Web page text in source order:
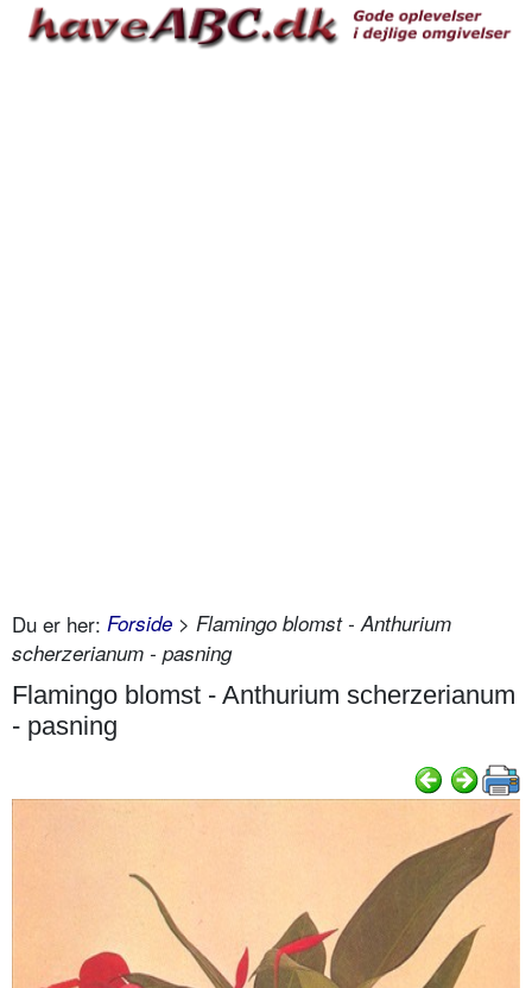
Du er her: Forside > Flamingo blomst - Anthurium
scherzerianum - pasning
Flamingo blomst - Anthurium scherzerianum
- pasning